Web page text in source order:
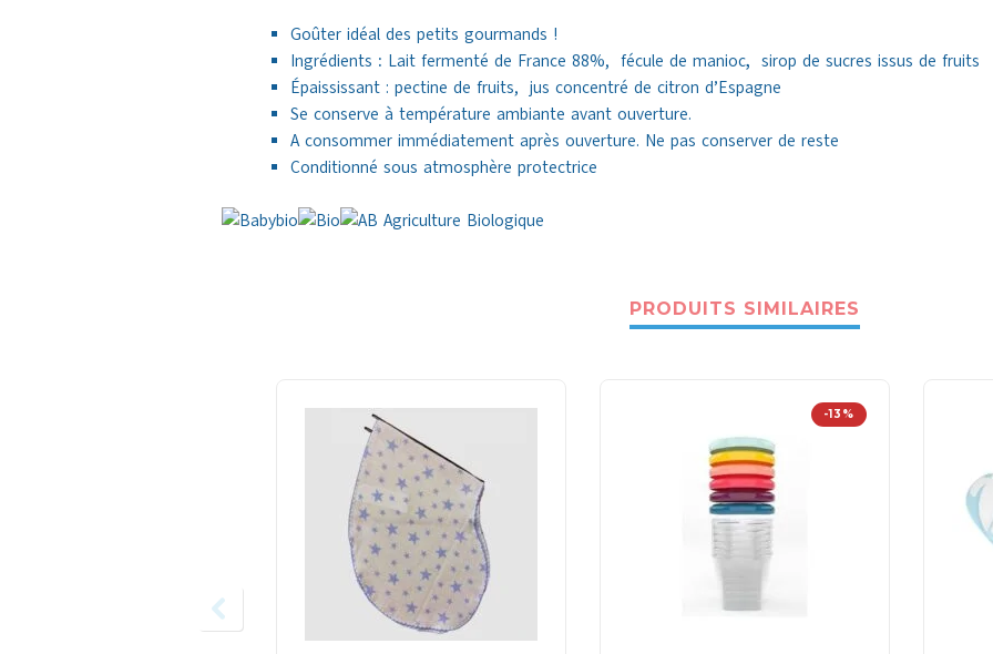
Goûter idéal des petits gourmands !
Ingrédients : Lait fermenté de France 88%, fécule de manioc, sirop de sucres issus de fruits
Épaississant : pectine de fruits, jus concentré de citron d’Espagne
Se conserve à température ambiante avant ouverture.
A consommer immédiatement après ouverture. Ne pas conserver de reste
Conditionné sous atmosphère protectrice
PRODUITS SIMILAIRES
-13%